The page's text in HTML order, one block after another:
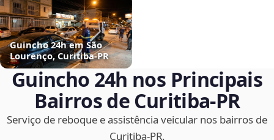
Guincho 24h em São
Lourenço, Curitiba‑PR
Guincho 24h nos Principais
Bairros de Curitiba‑PR
Serviço de reboque e assistência veicular nos bairros de
Curitiba‑PR.